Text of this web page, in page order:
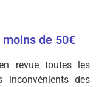
de 50€
revue toutes les
inconvénients des